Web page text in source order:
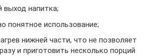
выход напитка;
понятное использование;
нижней части, что не позволяет
и приготовить несколько порций